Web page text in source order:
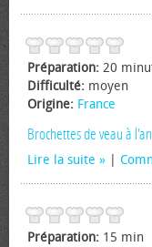
Préparation: 20
Difficulté: moyen
Origine: France
Brochettes de veau à
Lire la suite
Préparation: 15 min